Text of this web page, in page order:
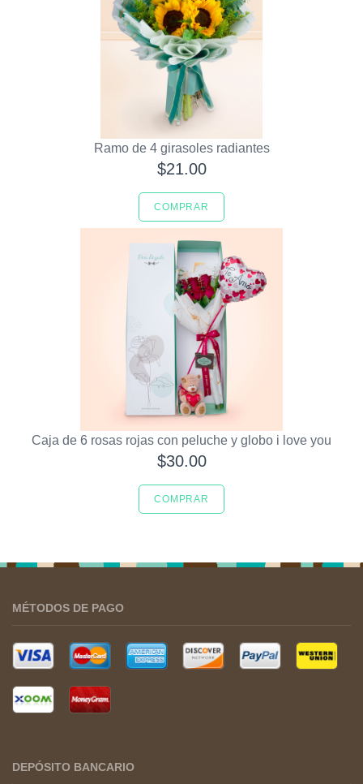
Ramo de 4 girasoles radiantes
$21.00
COMPRAR
Caja de 6 rosas rojas con peluche y globo i love you
$30.00
COMPRAR
MÉTODOS DE PAGO
DEPÓSITO BANCARIO